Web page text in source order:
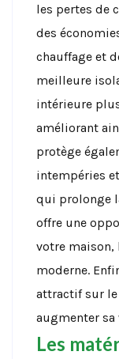
les pertes de
des
chauffage et
meilleure
intérieure
améliorant
protège
intempéries
qui prolonge
offre une
votre maison,
moderne.
attractif sur
augmenter sa
Les